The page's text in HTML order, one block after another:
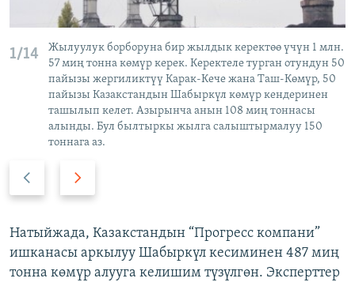
1/14
Жылуулук борборуна бир жылдык керектөө үчүн 1 млн.
57 миң тонна көмүр керек. Керектеле турган отундун 50
пайызы жергиликтүү Карак-Кече жана Таш-Көмүр, 50
пайызы Казакстандын Шабыркүл көмүр кендеринен
ташылып келет. Азырынча анын 108 миң тоннасы
алынды. Бул былтыркы жылга салыштырмалуу 150
тоннага аз.
к
а
ы
г
а
Натыйжада, Казакстандын “Прогресс компани”
ишканасы аркылуу Шабыркүл кесиминен 487 миң
тонна көмүр алууга келишим түзүлгөн. Эксперттер